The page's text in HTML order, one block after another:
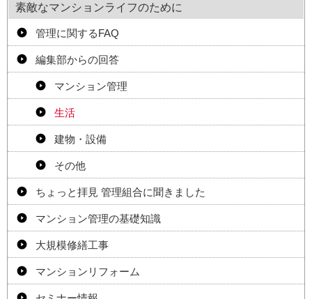
素敵なマンションライフのために
管理に関するFAQ
編集部からの回答
マンション管理
生活
建物・設備
その他
ちょっと拝見 管理組合に聞きました
マンション管理の基礎知識
大規模修繕工事
マンションリフォーム